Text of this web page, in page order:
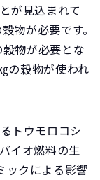
が見込まれて
物が必要です。
穀物が必要とな
の穀物が使われ
トウモロコシ
イオ燃料の生
ックによる影響